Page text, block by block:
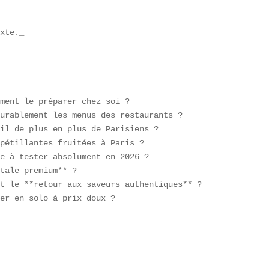
le préparer chez soi ?
les menus des restaurants ?
de plus en plus de Parisiens ?
pétillantes fruitées à Paris ?
à tester absolument en 2026 ?
premium** ?
le **retour aux saveurs authentiques** ?
en solo à prix doux ?